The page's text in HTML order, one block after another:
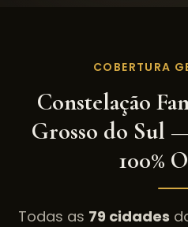
COBERTURA
Constelação
Grosso do Sul
100%
Todas as 79 cidades